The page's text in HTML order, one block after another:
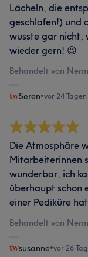
Lächeln, die
geschlafen!) und
wusste gar nicht,
wieder gern! 😉
Behandelt von
Seren•vor 24 Tagen
Die Atmosphäre
Mitarbeiterinnen
wunderbar, ich
überhaupt schon
einer Pediküre
Behandelt von
susanne•vor 26